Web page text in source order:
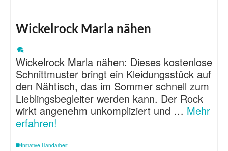
Wickelrock Marla nähen
Wickelrock Marla nähen: Dieses kostenlose
Schnittmuster bringt ein Kleidungsstück auf
den Nähtisch, das im Sommer schnell zum
Lieblingsbegleiter werden kann. Der Rock
wirkt angenehm unkompliziert und … Mehr
erfahren!
Initiative Handarbeit